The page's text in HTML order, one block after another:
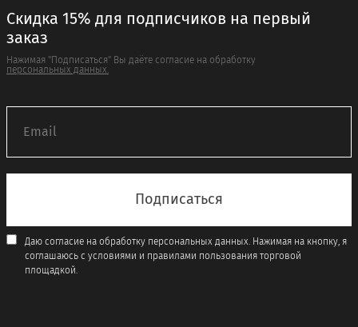
Скидка 15% для подписчиков на первый
заказ
Нажимая "Подписаться" Вы даёте согласие на обработку
персональных данных.
Даю согласие на обработку персональных данных. Нажимая на кнопку, я
соглашаюсь с условиями и правилами пользования торговой
площадкой.